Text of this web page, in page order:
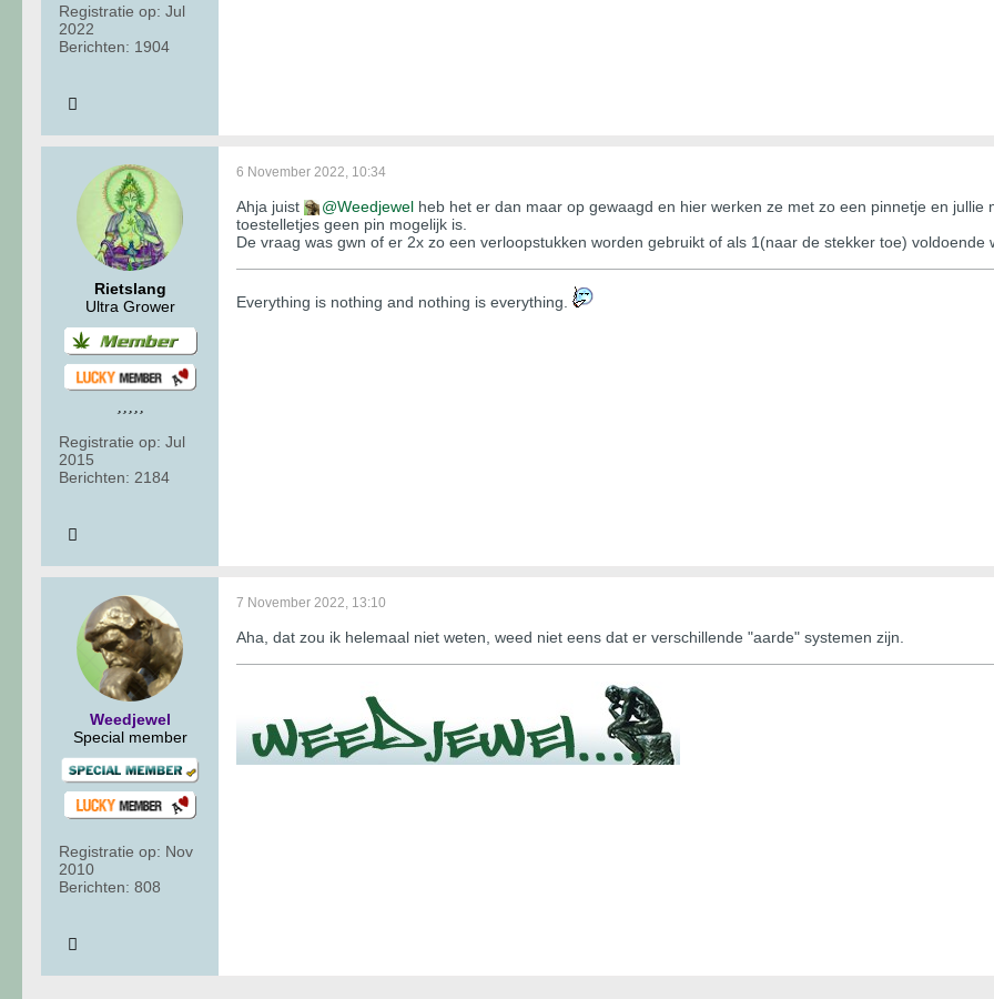
Registratie op: Jul
2022
Berichten: 1904
Rietslang
Ultra Grower
Registratie op: Jul
2015
Berichten: 2184
6 November 2022, 10:34
Ahja juist Weedjewel heb het er dan maar op gewaagd en hier werken ze met zo een pinnetje en
toestelletjes geen pin mogelijk is.
De vraag was gwn of er 2x zo een verloopstukken worden gebruikt of als 1(naar de stekker toe) voldoende
​​​​​​Everything is nothing and nothing is everything.
Weedjewel
Special member
Registratie op: Nov
2010
Berichten: 808
7 November 2022, 13:10
Aha, dat zou ik helemaal niet weten, weed niet eens dat er verschillende "aarde" systemen zijn.